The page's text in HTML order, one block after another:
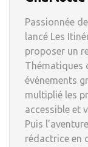
Passionnée
lancé Les
proposer un
Thématiques
événements
multiplié les
accessible et
Puis
rédactrice en